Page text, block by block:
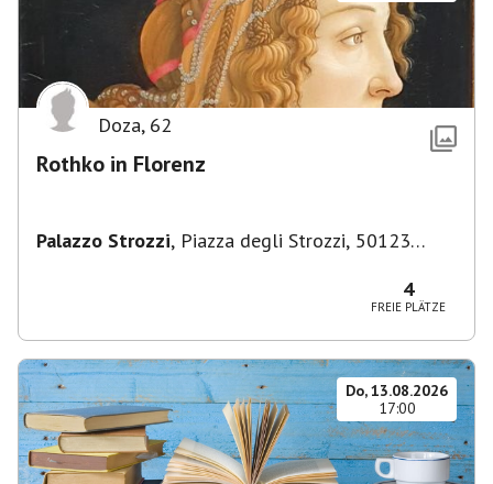
Doza, 62
Rothko in Florenz
Palazzo Strozzi, Piazza degli Strozzi, 50123
4
FREIE PLÄTZE
Do, 13.08.2026
17:00